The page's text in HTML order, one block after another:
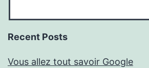
Recent Posts
Vous allez tout savoir Google